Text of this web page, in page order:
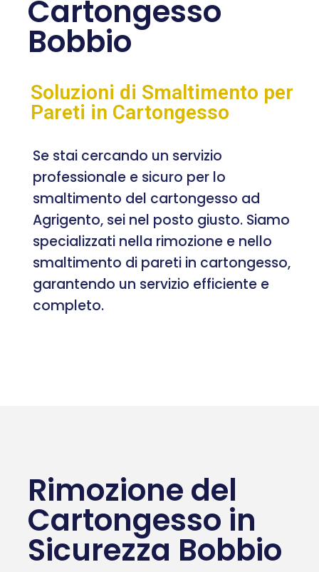
Cartongesso
Bobbio
Soluzioni di Smaltimento per
Pareti in Cartongesso
Se stai cercando un servizio
professionale e sicuro per lo
smaltimento del cartongesso ad
Agrigento, sei nel posto giusto. Siamo
specializzati nella rimozione e nello
smaltimento di pareti in cartongesso,
garantendo un servizio efficiente e
completo.
Rimozione del
Cartongesso in
Sicurezza Bobbio